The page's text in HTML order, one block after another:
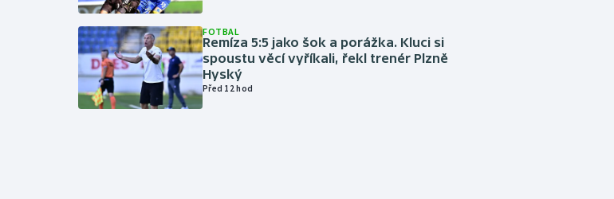
FOTBAL
Remíza 5:5 jako šok a porážka. Kluci si
spoustu věcí vyříkali, řekl trenér Plzně
Hyský
Před 12 hod